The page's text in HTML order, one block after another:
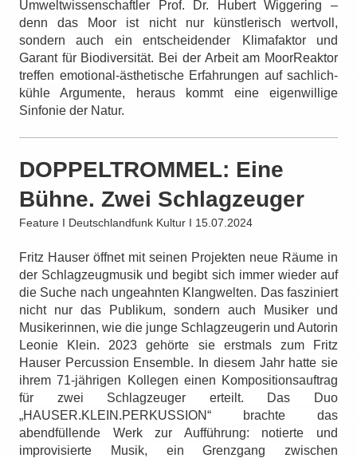
Umweltwissenschaftler Prof. Dr. Hubert Wiggering –
denn das Moor ist nicht nur künstlerisch wertvoll,
sondern auch ein entscheidender
Klimafaktor und
Garant für Biodiversität. Bei der Arbeit am MoorReaktor
treffen emotional-ästhetische Erfahrungen auf sachlich-
kühle Argumente, heraus kommt eine eigenwillige
Sinfonie der Natur.
DOPPELTROMMEL: Eine
Bühne. Zwei Schlagzeuger
Feature I Deutschlandfunk Kultur I 15.07.2024
Fritz Hauser öffnet mit seinen Projekten neue Räume in
der Schlagzeugmusik und begibt sich immer wieder auf
die Suche nach ungeahnten Klangwelten. Das fasziniert
nicht nur das Publikum, sondern auch Musiker und
Musikerinnen, wie die junge Schlagzeugerin und Autorin
Leonie Klein. 2023 gehörte sie erstmals zum Fritz
Hauser Percussion Ensemble. In diesem Jahr hatte sie
ihrem 71-jährigen Kollegen einen Kompositionsauftrag
für zwei Schlagzeuger erteilt. Das Duo
„HAUSER.KLEIN.PERKUSSION“ brachte das
abendfüllende Werk zur Aufführung: notierte und
improvisierte Musik, ein Grenzgang zwischen